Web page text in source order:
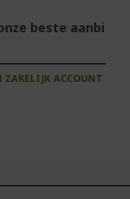
beste aanbi
ZAKELIJK ACCOUNT